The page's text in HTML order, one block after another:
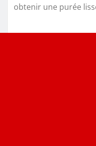
obtenir une purée